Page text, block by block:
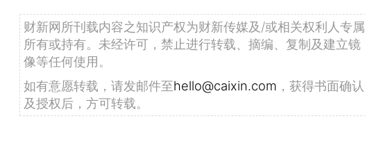
财新网所刊载内容之知识产权为财新传媒及/或相关权利人专属
所有或持有。未经许可，禁止进行转载、摘编、复制及建立镜
像等任何使用。
如有意愿转载，请发邮件至hello@caixin.com ，获得书面确认
及授权后，方可转载。